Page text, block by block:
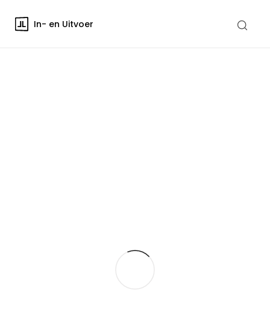
In- en Uitvoer